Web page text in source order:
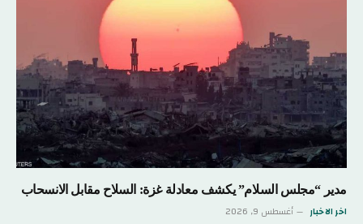
مدير “مجلس السلام” يكشف معادلة غزة: السلاح مقابل الانسحاب
اخر الاخبار أغسطس 9, 2026